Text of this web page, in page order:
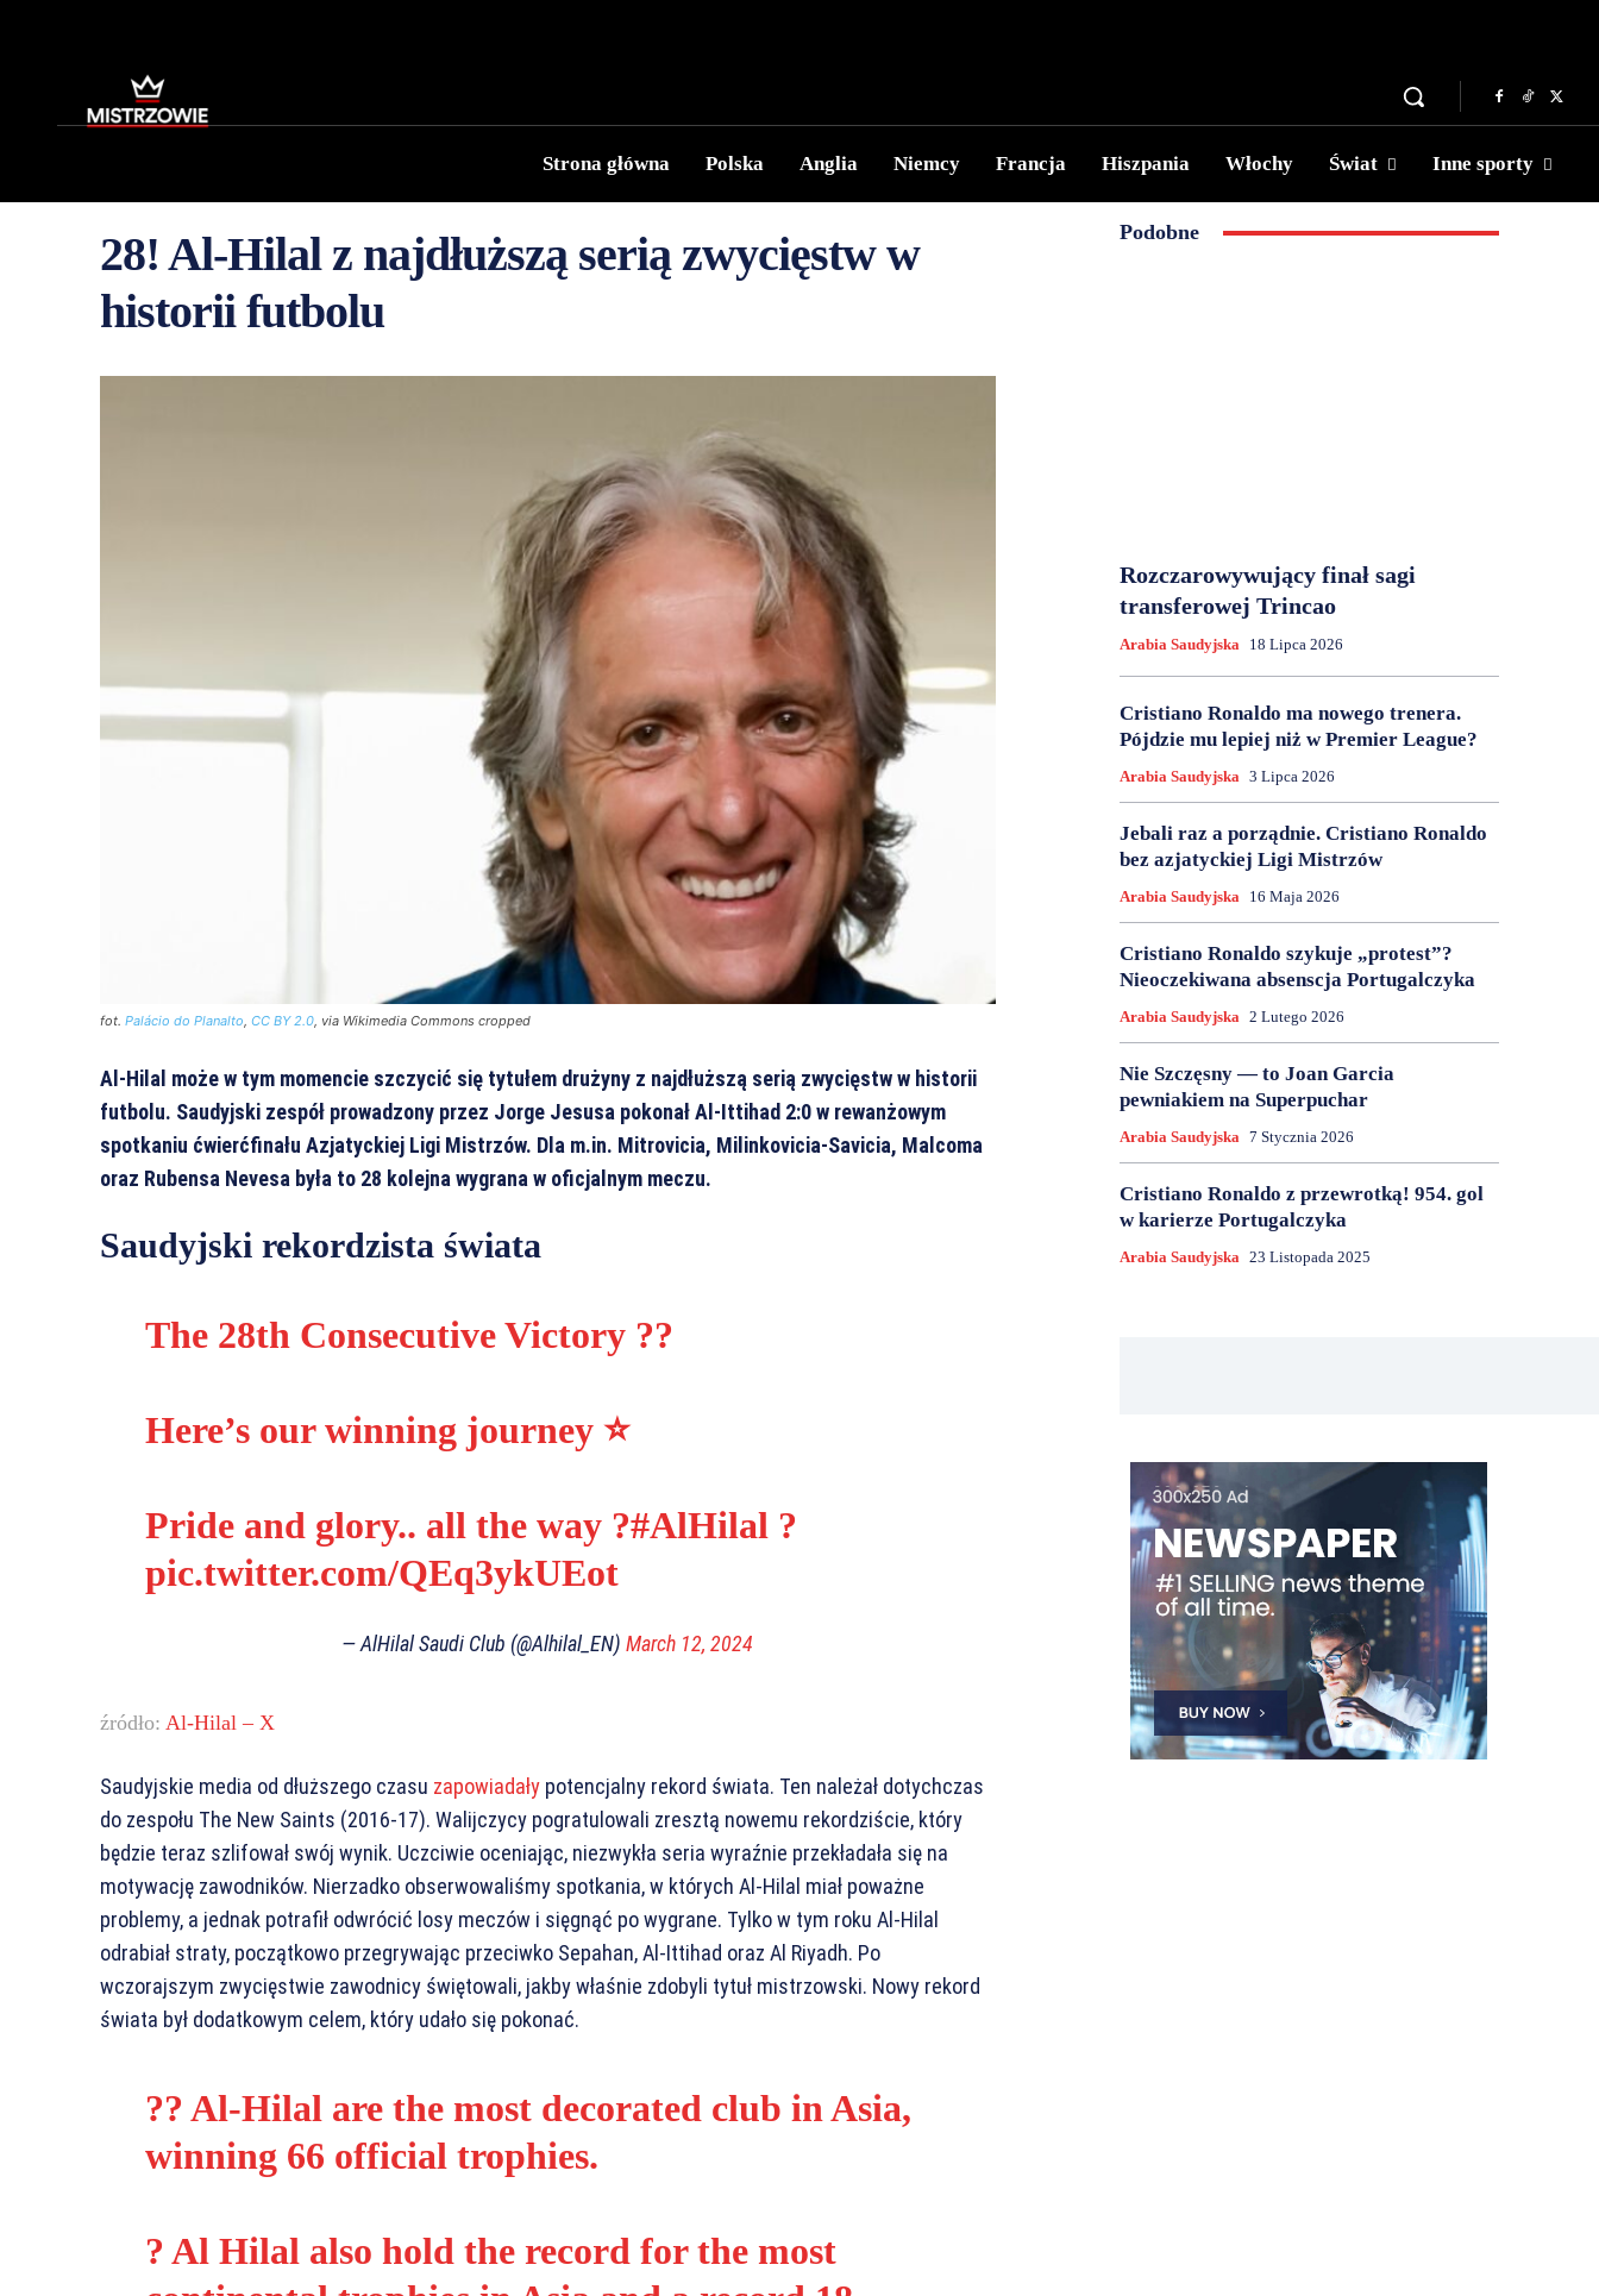
Strona główna Polska Anglia Niemcy Francja Hiszpania Włochy Świat Inne sporty
28! Al-Hilal z najdłuższą serią zwycięstw w
historii futbolu
fot. Palácio do Planalto, CC BY 2.0, via Wikimedia Commons cropped
Al-Hilal może w tym momencie szczycić się tytułem drużyny z najdłuższą serią zwycięstw w historii
futbolu. Saudyjski zespół prowadzony przez Jorge Jesusa pokonał Al-Ittihad 2:0 w rewanżowym
spotkaniu ćwierćfinału Azjatyckiej Ligi Mistrzów. Dla m.in. Mitrovicia, Milinkovicia-Savicia, Malcoma
oraz Rubensa Nevesa była to 28 kolejna wygrana w oficjalnym meczu.
Saudyjski rekordzista świata
The 28th Consecutive Victory ??
Here’s our winning journey ⭐️
Pride and glory.. all the way ?#AlHilal ?
pic.twitter.com/QEq3ykUEot
— AlHilal Saudi Club (@Alhilal_EN)March 12, 2024
źródło: Al-Hilal – X
Saudyjskie media od dłuższego czasu zapowiadały potencjalny rekord świata. Ten należał dotychczas
do zespołu The New Saints (2016-17). Walijczycy pogratulowali zresztą nowemu rekordziście, który
będzie teraz szlifował swój wynik. Uczciwie oceniając, niezwykła seria wyraźnie przekładała się na
motywację zawodników. Nierzadko obserwowaliśmy spotkania, w których Al-Hilal miał poważne
problemy, a jednak potrafił odwrócić losy meczów i sięgnąć po wygrane. Tylko w tym roku Al-Hilal
odrabiał straty, początkowo przegrywając przeciwko Sepahan, Al-Ittihad oraz Al Riyadh. Po
wczorajszym zwycięstwie zawodnicy świętowali, jakby właśnie zdobyli tytuł mistrzowski. Nowy rekord
świata był dodatkowym celem, który udało się pokonać.
?? Al-Hilal are the most decorated club in Asia,
winning 66 official trophies.
? Al Hilal also hold the record for the most
Podobne
Rozczarowywujący finał sagi
transferowej Trincao
Arabia Saudyjska 18 Lipca 2026
Cristiano Ronaldo ma nowego trenera.
Pójdzie mu lepiej niż w Premier League?
Arabia Saudyjska 3 Lipca 2026
Jebali raz a porządnie. Cristiano Ronaldo
bez azjatyckiej Ligi Mistrzów
Arabia Saudyjska 16 Maja 2026
Cristiano Ronaldo szykuje „protest”?
Nieoczekiwana absenscja Portugalczyka
Arabia Saudyjska 2 Lutego 2026
Nie Szczęsny — to Joan Garcia
pewniakiem na Superpuchar
Arabia Saudyjska 7 Stycznia 2026
Cristiano Ronaldo z przewrotką! 954. gol
w karierze Portugalczyka
Arabia Saudyjska 23 Listopada 2025